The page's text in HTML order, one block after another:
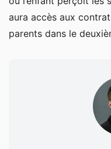
aura accès aux
parents dans le